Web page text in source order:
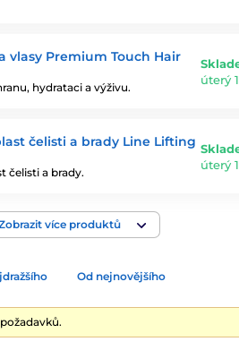
vlasy Premium Touch Hair
hydrataci a výživu.
úterý
čelisti a brady Line Lifting
čelisti a brady.
úterý
více produktů
Od nejnovějšího